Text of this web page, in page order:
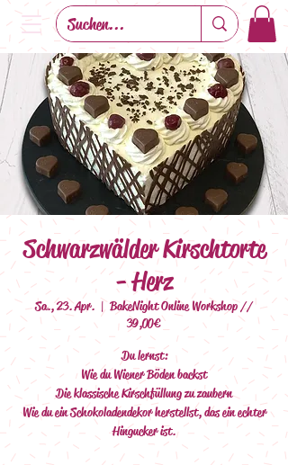
Schwarzwälder Kirschtorte
- Herz
Sa., 23. Apr.
  |
BakeNight Online Workshop //
39,00€
Du lernst:
Wie du Wiener Böden backst
Die klassische Kirschfüllung zu zaubern
Wie du ein Schokoladendekor herstellst, das ein echter
Hingucker ist.